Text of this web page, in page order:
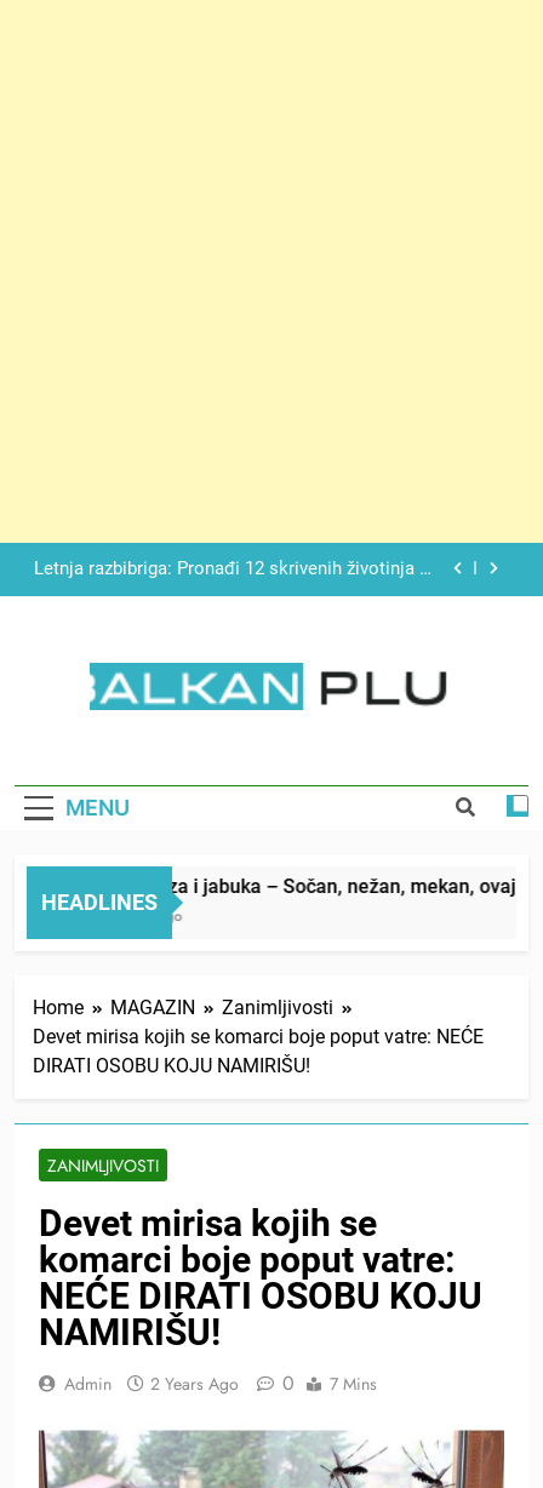
Skip
Najjednostavniji recept za finu pitu od jogurta
Miks griza i jabuka – Sočan, nežan, mekan, ovaj
kolač će se dopasti svima
Najjednostavniji recept za finu pitu od jogurta
MENU
HEADLINES
Miks griza i jabuka – Sočan, nežan, mekan, ovaj kolač
5 Hours Ago
Home MAGAZIN
Zanimljivosti
Devet mirisa kojih se komarci boje poput vatre: NEĆE
DIRATI OSOBU KOJU NAMIRIŠU!
ZANIMLJIVOSTI
Devet mirisa kojih se
komarci boje poput vatre:
NEĆE DIRATI OSOBU KOJU
NAMIRIŠU!
Admin 2 Years Ago 0 7 Mins